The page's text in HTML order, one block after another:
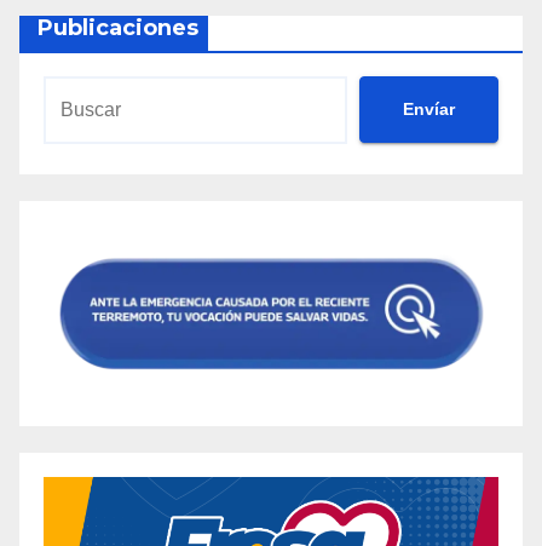
Publicaciones
Envíar